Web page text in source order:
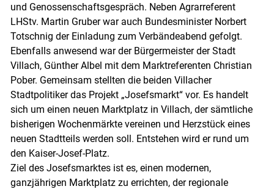
Skip to main content
und Genossenschaftsgespräch. Neben Agrarreferent
LHStv. Martin Gruber war auch Bundesminister Norbert
Totschnig der Einladung zum Verbändeabend gefolgt.
Ebenfalls anwesend war der Bürgermeister der Stadt
Villach, Günther Albel mit dem Marktreferenten Christian
Pober. Gemeinsam stellten die beiden Villacher
Stadtpolitiker das Projekt „Josefsmarkt“ vor. Es handelt
sich um einen neuen Marktplatz in Villach, der sämtliche
bisherigen Wochenmärkte vereinen und Herzstück eines
neuen Stadtteils werden soll. Entstehen wird er rund um
den Kaiser-Josef-Platz.
Ziel des Josefsmarktes ist es, einen modernen,
ganzjährigen Marktplatz zu errichten, der regionale